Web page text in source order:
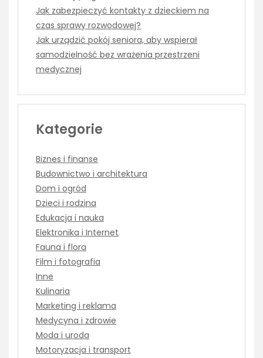
Jak zabezpieczyć kontakty z dzieckiem na
czas sprawy rozwodowej?
Jak urządzić pokój seniora, aby wspierał
samodzielność bez wrażenia przestrzeni
medycznej
Kategorie
Biznes i finanse
Budownictwo i architektura
Dom i ogród
Dzieci i rodzina
Edukacja i nauka
Elektronika i Internet
Fauna i flora
Film i fotografia
Inne
Kulinaria
Marketing i reklama
Medycyna i zdrowie
Moda i uroda
Motoryzacja i transport